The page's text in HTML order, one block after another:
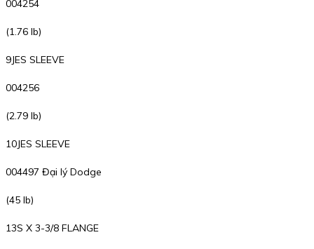
004254
(1.76 lb)
9JES SLEEVE
004256
(2.79 lb)
10JES SLEEVE
004497 Đại lý Dodge
(45 lb)
13S X 3-3/8 FLANGE